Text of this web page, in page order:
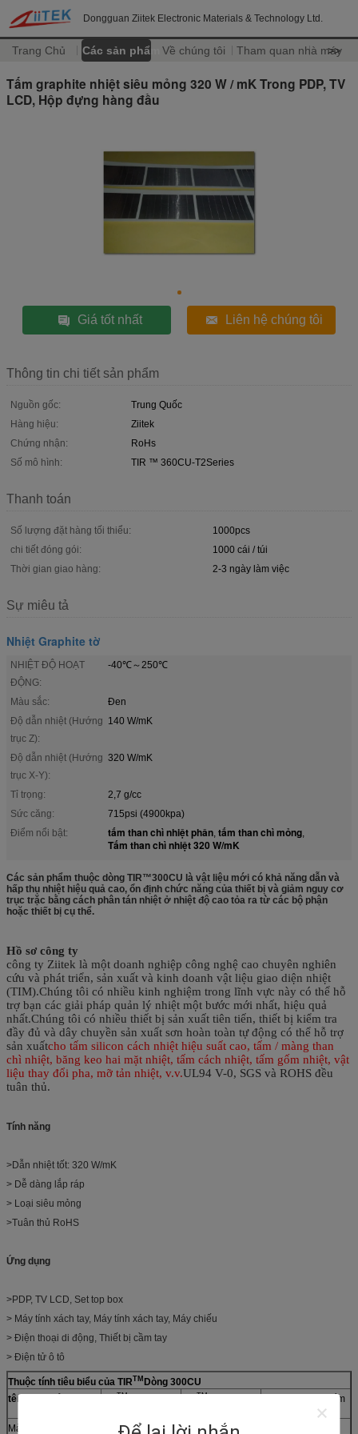
Dongguan Ziitek Electronic Materials & Technology Ltd.
Trang Chủ Các sản phẩm Về chúng tôi Tham quan nhà máy
>>
Tấm graphite nhiệt siêu mỏng 320 W / mK Trong PDP, TV
LCD, Hộp đựng hàng đầu
Giá tốt nhất Liên hệ chúng tôi
Thông tin chi tiết sản phẩm
Nguồn gốc:
Trung Quốc
Hàng hiệu:
Ziitek
Chứng nhận:
RoHs
Số mô hình:
TIR ™ 360CU-T2Series
Thanh toán
Số lượng đặt hàng tối thiểu:
1000pcs
chi tiết đóng gói:
1000 cái / túi
Thời gian giao hàng:
2-3 ngày làm việc
Sự miêu tả
Nhiệt Graphite tờ
NHIỆT ĐỘ HOẠT
ĐỘNG:
-40℃～250℃
Màu sắc:
Đen
Độ dẫn nhiệt (Hướng
trục Z):
140 W/mK
Độ dẫn nhiệt (Hướng
trục X-Y):
320 W/mK
Tỉ trọng:
2,7 g/cc
Sức căng:
715psi (4900kpa)
Điểm nổi bật:
tấm than chì nhiệt phân, tấm than chì mỏng,
Tấm than chì nhiệt 320 W/mK
Các sản phẩm thuộc dòng TIR™300CU là vật liệu mới có khả năng dẫn và
hấp thụ nhiệt hiệu quả cao, ổn định chức năng của thiết bị và giảm nguy cơ
trục trặc bằng cách phân tán nhiệt ở nhiệt độ cao tỏa ra từ các bộ phận
hoặc thiết bị cụ thể.
Hồ sơ công ty
công ty Ziitek là một doanh nghiệp công nghệ cao chuyên nghiên
cứu và phát triển, sản xuất và kinh doanh vật liệu giao diện nhiệt
(TIM).Chúng tôi có nhiều kinh nghiệm trong lĩnh vực này có thể hỗ
trợ bạn các giải pháp quản lý nhiệt một bước mới nhất, hiệu quả
nhất.Chúng tôi có nhiều thiết bị sản xuất tiên tiến, thiết bị kiểm tra
đầy đủ và dây chuyền sản xuất sơn hoàn toàn tự động có thể hỗ trợ
sản xuấtcho tấm silicon cách nhiệt hiệu suất cao, tấm / màng than
chì nhiệt, băng keo hai mặt nhiệt, tấm cách nhiệt, tấm gốm nhiệt, vật
liệu thay đổi pha, mỡ tản nhiệt, v.v.UL94 V-0, SGS và ROHS đều
tuân thủ.
Tính năng
>Dẫn nhiệt tốt: 320 W/mK
> Dễ dàng lắp ráp
> Loại siêu mỏng
>Tuân thủ RoHS
Ứng dụng
>PDP, TV LCD, Set top box
> Máy tính xách tay, Máy tính xách tay, Máy chiếu
> Điện thoại di động, Thiết bị cầm tay
> Điện tử ô tô
Thuộc tính tiêu biểu của TIRTM Dòng 300CU
tên sản phẩm
TM TM
Phương pháp kiểm
Màu sắc
Đen